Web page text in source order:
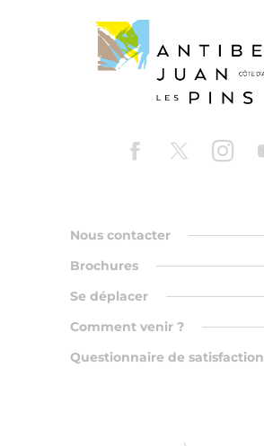
Nous contacter
Brochures
Se déplacer
Comment venir ?
Questionnaire de satisfaction